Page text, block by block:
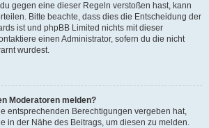
gegen eine dieser Regeln verstoßen hast, kann
Bitte beachte, dass dies die Entscheidung der
ist und phpBB Limited nichts mit dieser
einen Administrator, sofern du die nicht
wurdest.
Moderatoren melden?
entsprechenden Berechtigungen vergeben hat,
in der Nähe des Beitrags, um diesen zu melden.